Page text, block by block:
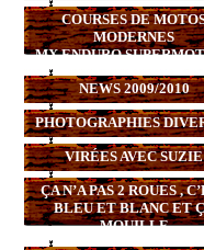
COURSES DE
MODERNES
NEWS 2009/2010
PHOTOGRAPHIES
VIRÉES AVEC SUZIE
ÇA N’A PAS 2 ROUES ,
BLEU ET BLANC ET
MOUILLE